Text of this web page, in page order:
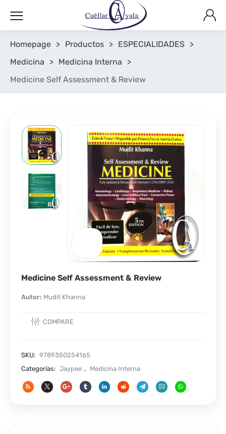
Homepage > Productos > ESPECIALIDADES >
Medicina
> Medicina Interna
>
Medicine Self Assessment & Review
Medicine Self Assessment & Review
Autor: Mudit Khanna
COMPARE
SKU: 9789350254165
Categorías: Jaypee , Medicina Interna